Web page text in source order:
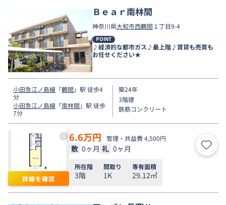
Ｂｅａｒ南林間
神奈川県大和市西鶴間 １丁目9-4
POINT
♪経済的な都市ガス♪最上階♪賃貸も売買も
お任せください★
小田急江ノ島線 「鶴間 」駅 徒歩4
分
小田急江ノ島線 「南林間 」駅 徒歩
7分
築24年
3階建
鉄筋コンクリート
詳細を確認
6.6万円 管理・共益費 4,500円
敷 0ヶ月 礼 0ヶ月 お気
所在階
3階
間取り
1K
専有面積
29.12㎡